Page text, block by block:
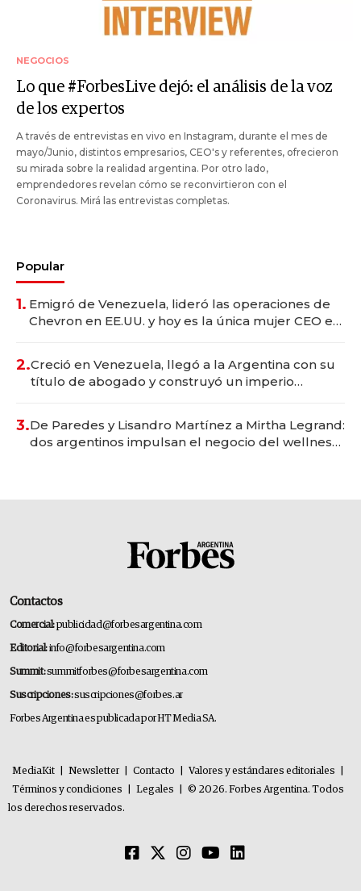
NEGOCIOS
Lo que #ForbesLive dejó: el análisis de la voz
de los expertos
A través de entrevistas en vivo en Instagram, durante el mes de
mayo/Junio, distintos empresarios, CEO's y referentes, ofrecieron
su mirada sobre la realidad argentina. Por otro lado,
emprendedores revelan cómo se reconvirtieron con el
Coronavirus. Mirá las entrevistas completas.
Popular
1. Emigró de Venezuela, lideró las operaciones de
Chevron en EE.UU. y hoy es la única mujer CEO en
2.Creció en Venezuela, llegó a la Argentina con su
título de abogado y construyó un imperio
3.De Paredes y Lisandro Martínez a Mirtha Legrand:
dos argentinos impulsan el negocio del wellness
Contactos
Comercial:publicidad@forbesargentina.com
Editorial:info@forbesargentina.com
Summit:summitforbes@forbesargentina.com
Suscripciones:suscripciones@forbes.ar
Forbes Argentina es publicada por HT Media SA.
MediaKit Newsletter Contacto Valores y estándares editoriales
Términos y condiciones
Legales
© 2026. Forbes Argentina. Todos
los derechos reservados.